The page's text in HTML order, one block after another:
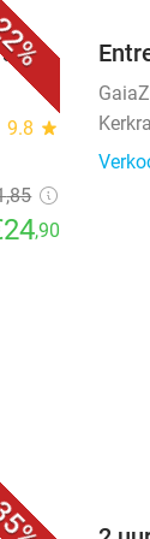
la
9.8 star
,85
,90